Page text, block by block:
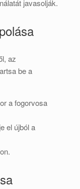
javasolják.
az
be a
a fogorvosa
el újból a